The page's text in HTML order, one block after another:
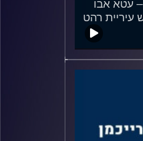
עטא אבו
עיריית רהט